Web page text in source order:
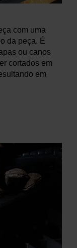
com uma
da peça. É
ou canos
cortados em
em